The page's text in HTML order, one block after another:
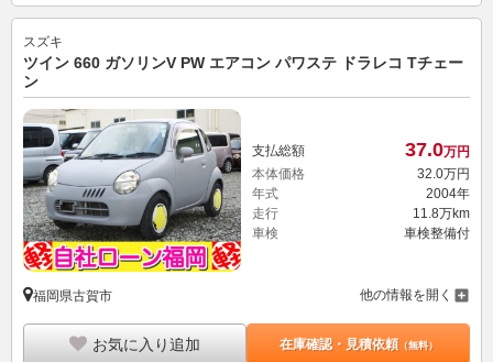
スズキ
ツイン 660 ガソリンV PW エアコン パワステ ドラレコ Tチェー
ン
支払総額 37.0万円
本体価格
32. 0万円
年式
2004年
走行
11.8万km
車検
車検整備付
福岡県古賀市 他の情報を開く
お気に入り追加 在庫確認・見積依頼（無料）